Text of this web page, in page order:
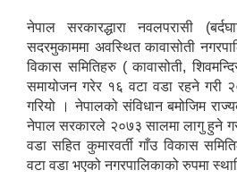
नेपाल सरकारद्धारा नवलपरासी
सदरमुकाममा अवस्थित कावासोती
विकास समितिहरु ( कावासोती,
समायोजन गरेर १६ वटा वडा रहने गरी
गरियो । नेपालको संविधान बमोजिम
नेपाल सरकारले २०७३ सालमा लागु हुने
वडा सहित कुमारवर्ती गाँउ विकास
वटा वडा भएको नगरपालिकाको रुपमा